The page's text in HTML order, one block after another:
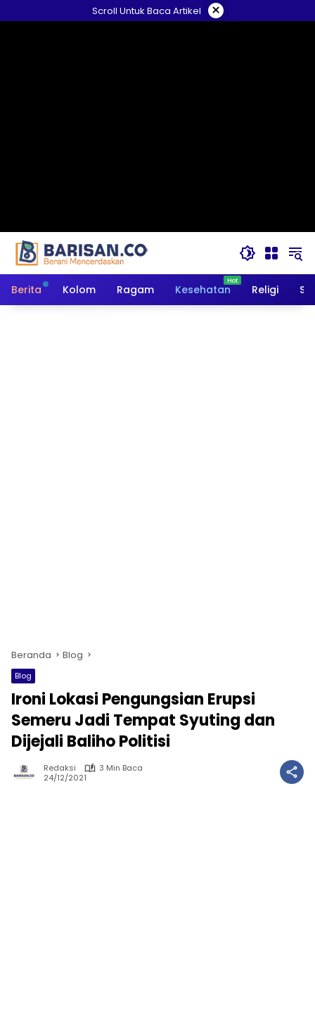
ke
Scroll Untuk Baca Artikel ×
Berita Kolom Ragam Kesehatan Religi
Beranda Blog
Blog
Ironi Lokasi Pengungsian Erupsi
Semeru Jadi Tempat Syuting dan
Dijejali Baliho Politisi
Redaksi
3 Min Baca
24/12/2021